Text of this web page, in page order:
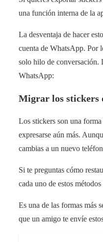
una función interna de la
La desventaja de hacer
cuenta de WhatsApp. Por
solo hilo de conversación.
WhatsApp:
Migrar los stickers
Los stickers son una
expresarse aún más.
cambias a un nuevo
Si te preguntas cómo
cada uno de estos
Es una de las formas más
que un amigo te envíe